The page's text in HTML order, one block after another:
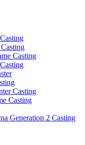
Casting
Casting
Casting
Generation 2 Casting